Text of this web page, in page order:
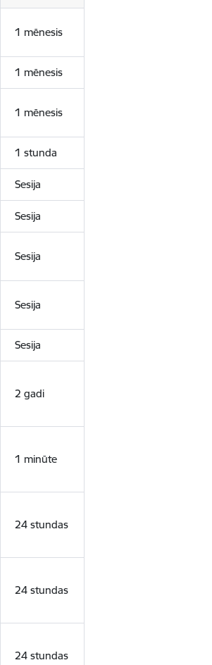
1 mēnesis
1 mēnesis
1 mēnesis
1 stunda
Sesija
Sesija
Sesija
Sesija
Sesija
2 gadi
1 minūte
24 stundas
24 stundas
24 stundas